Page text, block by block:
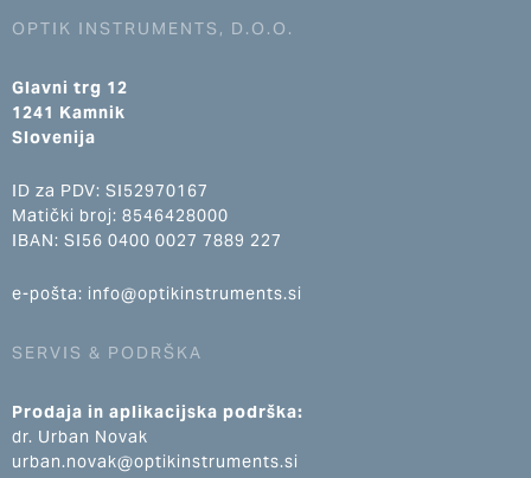
OPTIK INSTRUMENTS, D.O.O.
Glavni trg 12
1241 Kamnik
Slovenija
ID za PDV: SI52970167
Matički broj: 8546428000
IBAN: SI56 0400 0027 7889 227
e-pošta: info@optikinstruments.si
SERVIS & PODRŠKA
Prodaja in aplikacijska podrška:
dr. Urban Novak
urban.novak@optikinstruments.si